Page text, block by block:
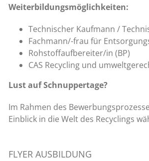
Weiterbildungsmöglichkeiten:
Technischer Kaufmann /
Fachmann/-frau für
Rohstoffaufbereiter/in (BP)
CAS Recycling und
Lust auf Schnuppertage?
Im Rahmen des
Einblick in die Welt des Recyclings
FLYER AUSBILDUNG